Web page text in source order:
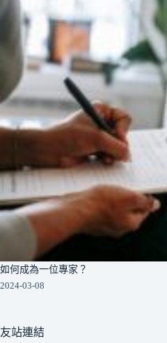
如何成為一位專家？
2024-03-08
友站連結